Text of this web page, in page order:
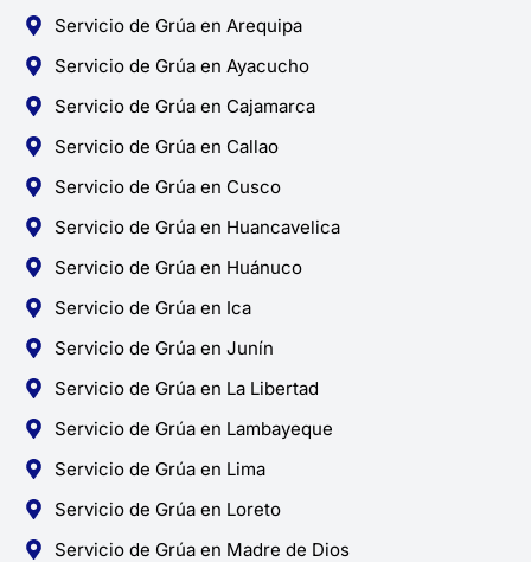
Servicio de Grúa en Arequipa
Servicio de Grúa en Ayacucho
Servicio de Grúa en Cajamarca
Servicio de Grúa en Callao
Servicio de Grúa en Cusco
Servicio de Grúa en Huancavelica
Servicio de Grúa en Huánuco
Servicio de Grúa en Ica
Servicio de Grúa en Junín
Servicio de Grúa en La Libertad
Servicio de Grúa en Lambayeque
Servicio de Grúa en Lima
Servicio de Grúa en Loreto
Servicio de Grúa en Madre de Dios